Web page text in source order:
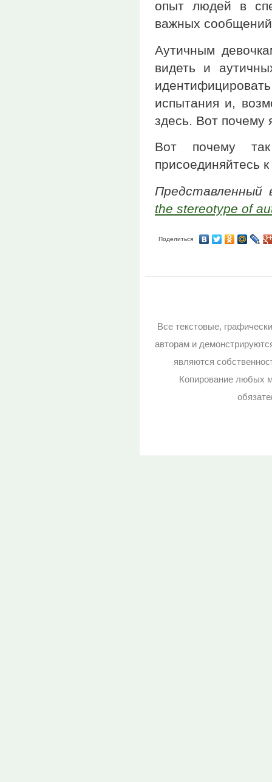
опыт людей в
важных
Аутичным
видеть и
испытания и,
здесь. Вот почему
Вот почему
присоединяйтесь
the stereotype of
Поделиться
Все текстовые,
авторам и
являются
Копирование любых